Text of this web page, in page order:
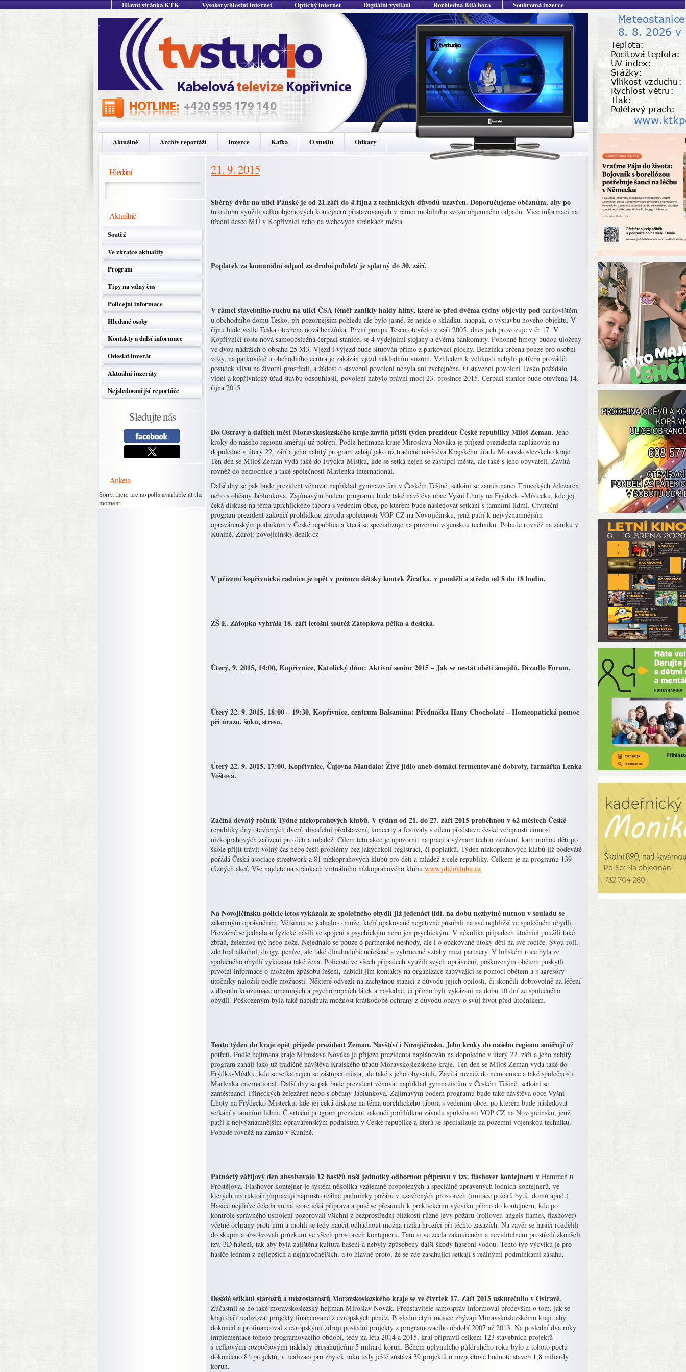
Hlavní stránka KTK Vysokorychlostní internet Optický internet Digitální vysílání Rozhledna Bílá hora Soukromá inzerce
Aktuálně Archív reportáží Inzerce Kafka O studiu Odkazy
Hledání
Aktuálně
Soutěž
Ve zkratce aktuality
Program
Tipy na volný čas
Policejní informace
Hledané osoby
Kontakty a další informace
Odeslat inzerát
Aktuální inzeráty
Nejsledovanější reportáže
Sledujte nás
Anketa
Sorry, there are no polls available at the
moment.
21. 9. 2015
Sběrný dvůr na ulici Pánské je od 21.září do 4.října z technických důvodů uzavřen. Doporučujeme občanům, aby po
tuto dobu využili velkoobjemových kontejnerů přistavovaných v rámci mobilního svozu objemného odpadu. Více informací na
úřední desce MÚ v Kopřivnici nebo na webových stránkách města.
Poplatek za komunální odpad za druhé pololetí je splatný do 30. září.
V rámci stavebního ruchu na ulici ČSA téměř zanikly haldy hlíny, které se před dvěma týdny objevily pod parkovištěm
u obchodního domu Tesko, při pozornějším pohledu ale bylo jasné, že nejde o skládku, naopak, o výstavbu nového objektu. V
říjnu bude vedle Teska otevřena nová benzínka. První pumpu Tesco otevřelo v září 2005, dnes jich provozuje v čr 17. V
Kopřivnici roste nová samoobslužná čerpací stanice, se 4 výdejními stojany a dvěma bankomaty. Pohonné hmoty budou uloženy
ve dvou nádržích o obsahu 25 M3. Vjezd i výjezd bude situován přímo z parkovací plochy. Benzínka určena pouze pro osobní
vozy, na parkoviště u obchodního centra je zakázán vjezd nákladním vozům. Vzhledem k velikosti nebylo potřeba provádět
posudek vlivu na životní prostředí, a žádost o stavební povolení nebyla ani zveřejněna. O stavební povolení Tesko požádalo
vloni a kopřivnický úřad stavbu odsouhlasil, povolení nabylo právní moci 23. prosince 2015. Čerpací stanice bude otevřena 14.
října 2015.
Do Ostravy a dalších měst Moravskoslezského kraje zavítá příští týden prezident České republiky Miloš Zeman. Jeho
kroky do našeho regionu směřují už potřetí. Podle hejtmana kraje Miroslava Nováka je příjezd prezidenta naplánován na
dopoledne v úterý 22. září a jeho nabitý program zahájí jako už tradičně návštěva Krajského úřadu Moravskoslezského kraje.
Ten den se Miloš Zeman vydá také do Frýdku-Místku, kde se setká nejen se zástupci města, ale také s jeho obyvateli. Zavítá
rovněž do nemocnice a také společnosti Marlenka international.
Další dny se pak bude prezident věnovat například gymnazistům v Českém Těšíně, setkání se zaměstnanci Třineckých železáren
nebo s občany Jablunkova. Zajímavým bodem programu bude také návštěva obce Vyšní Lhoty na Frýdecko-Místecku, kde jej
čeká diskuse na téma uprchlického tábora s vedením obce, po kterém bude následovat setkání s tamními lidmi. Čtvrteční
program prezident zakončí prohlídkou závodu společnosti VOP CZ na Novojičínsku, jenž patří k nejvýznamnějším
opravárenským podnikům v České republice a která se specializuje na pozemní vojenskou techniku. Pobude rovněž na zámku v
Kuníně. Zdroj: novojicinsky.denik.cz
V přízemí kopřivnické radnice je opět v provozu dětský koutek Žirafka, v pondělí a středu od 8 do 18 hodin.
ZŠ E. Zátopka vyhrála 18. září letošní soutěž Zátopkova pětka a desítka.
Úterý, 9. 2015, 14:00, Kopřivnice, Katolický dům: Aktivní senior 2015 – Jak se nestát obětí šmejdů, Divadlo Forum.
Úterý 22. 9. 2015, 18:00 – 19:30, Kopřivnice, centrum Balsamina: Přednáška Hany Chocholaté – Homeopatická pomoc
při úrazu, šoku, stresu.
Úterý 22. 9. 2015, 17:00, Kopřivnice, Čajovna Mandala: Živé jídlo aneb domácí fermentované dobroty, farmářka Lenka
Voštová.
Začíná devátý ročník Týdne nízkoprahových klubů. V týdnu od 21. do 27. září 2015 proběhnou v 62 městech České
republiky dny otevřených dveří, divadelní představení, koncerty a festivaly s cílem představit české veřejnosti činnost
nízkoprahových zařízení pro děti a mládež. Cílem této akce je upozornit na práci a význam těchto zařízení, kam mohou děti po
škole přijít trávit volný čas nebo řešit problémy bez jakýchkoli registrací, či poplatků. Týden nízkoprahových klubů již podeváté
pořádá Česká asociace streetwork a 81 nízkoprahových klubů pro děti a mládež z celé republiky. Celkem je na programu 139
různých akcí. Vše najdete na stránkách virtuálního nízkoprahového klubu www.jdidoklubu.cz
Na Novojičínsku policie letos vykázala ze společného obydlí již jedenáct lidí, na dobu nezbytně nutnou v souladu se
zákonným oprávněním. Většinou se jednalo o muže, kteří opakovaně negativně působili na své nejbližší ve společném obydlí.
Převážně se jednalo o fyzické násilí ve spojení s psychickým nebo jen psychickým. V několika případech útočníci použili také
zbraň, železnou tyč nebo nože. Nejednalo se pouze o partnerské neshody, ale i o opakované útoky dětí na své rodiče. Svou roli,
zde hrál alkohol, drogy, peníze, ale také dlouhodobě neřešené a vyhrocené vztahy mezi partnery. V loňském roce byla ze
společného obydlí vykázána také žena. Policisté ve všech případech využili svých oprávnění, poškozeným obětem poskytli
prvotní informace o možném způsobu řešení, nabídli jim kontakty na organizace zabývající se pomoci obětem a s agresory-
útočníky naložili podle možnosti. Některé odvezli na záchytnou stanici z důvodu jejich opilosti, či skončili dobrovolně na léčení
z důvodu konzumace omamných a psychotropních látek a následně, či přímo byli vykázání na dobu 10 dní ze společného
obydlí. Poškozeným byla také nabídnuta možnost krátkodobé ochrany z důvodu obavy o svůj život před útočníkem.
Tento týden do kraje opět přijede prezident Zeman. Navštíví i Novojičínsko. Jeho kroky do našeho regionu směřují už
potřetí. Podle hejtmana kraje Miroslava Nováka je příjezd prezidenta naplánován na dopoledne v úterý 22. září a jeho nabitý
program zahájí jako už tradičně návštěva Krajského úřadu Moravskoslezského kraje. Ten den se Miloš Zeman vydá také do
Frýdku-Místku, kde se setká nejen se zástupci města, ale také s jeho obyvateli. Zavítá rovněž do nemocnice a také společnosti
Marlenka international. Další dny se pak bude prezident věnovat například gymnazistům v Českém Těšíně, setkání se
zaměstnanci Třineckých železáren nebo s občany Jablunkova. Zajímavým bodem programu bude také návštěva obce Vyšní
Lhoty na Frýdecko-Místecku, kde jej čeká diskuse na téma uprchlického tábora s vedením obce, po kterém bude následovat
setkání s tamními lidmi. Čtvrteční program prezident zakončí prohlídkou závodu společnosti VOP CZ na Novojičínsku, jenž
patří k nejvýznamnějším opravárenským podnikům v České republice a která se specializuje na pozemní vojenskou techniku.
Pobude rovněž na zámku v Kuníně.
Patnáctý záříjový den absolvovalo 12 hasičů naší jednotky odbornou přípravu v tzv. flashover kontejneru v Hamrech u
Prostějova. Flashover kontejner je systém několika vzájemně propojených a speciálně upravených lodních kontejnerů, ve
kterých instruktoři připravují naprosto reálné podmínky požáru v uzavřených prostorech (imitace požárů bytů, domů apod.)
Hasiče nejdříve čekala nutná teoretická příprava a poté se přesunuli k praktickému výcviku přímo do kontejneru, kde po
kontrole správného ustrojení pozorovali všichni z bezprostřední blízkosti různé jevy požáru (rollover, angels flames, flashover)
včetně ochrany proti nim a mohli se tedy naučit odhadnout možná rizika hrozící při těchto zásazích. Na závěr se hasiči rozdělili
do skupin a absolvovali průzkum ve všech prostorech kontejneru. Tam si ve zcela zakouřeném a neviditelném prostředí zkoušeli
tzv. 3D hašení, tak aby byla zajištěna kultura hašení a nebyly způsobeny další škody hasební vodou. Tento typ výcviku je pro
hasiče jedním z nejlepších a nejnáročnějších, a to hlavně proto, že se zde zasahující setkají s reálnými podmínkami zásahu.
Desáté setkání starostů a místostarostů Moravskoslezského kraje se ve čtvrtek 17. Září 2015 uskutečnilo v Ostravě.
Zúčastnil se ho také moravskoslezský hejtman Miroslav Novák. Představitele samospráv informoval především o tom, jak se
kraji daří realizovat projekty financované z evropských peněz. Poslední čtyři měsíce zbývají Moravskoslezskému kraji, aby
dokončil a profinancoval s evropskými zdroji poslední projekty z programovacího období 2007 až 2013. Na poslední dva roky
implementace tohoto programovacího období, tedy na léta 2014 a 2015, kraj připravil celkem 123 stavebních projektů
s celkovými rozpočtovými náklady přesahujícími 5 miliard korun. Během uplynulého půldruhého roku bylo z tohoto počtu
dokončeno 84 projektů, v realizaci pro zbytek roku tedy ještě zůstává 39 projektů o rozpočtové hodnotě staveb 1,8 miliardy
korun.
.